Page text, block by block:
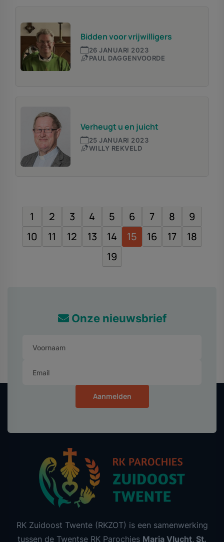
Bidden voor vrijwilligers
26 JANUARI 2023
PAUL DAGGENVOORDE
Verheugt u en juicht
25 JANUARI 2023
WILLY REKVELD
1 2 3 4 5 6 7 8
9
10
11 12 13 14 15 16 17
18
19
Onze nieuwsbrief
Aanmelden
RK Zuidoost Twente (RKZOT) is een samenwerking
tussen de Twentse RK Parochies Maria Vlucht, St.